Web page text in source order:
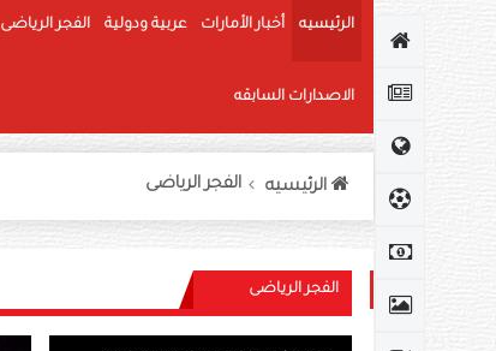
الرئيسيه أخبار الأمارات عربية ودولية الفجر الرياضى
الاصدارات السابقه
الرئيسيه الفجر الرياضى
الفجر الرياضى